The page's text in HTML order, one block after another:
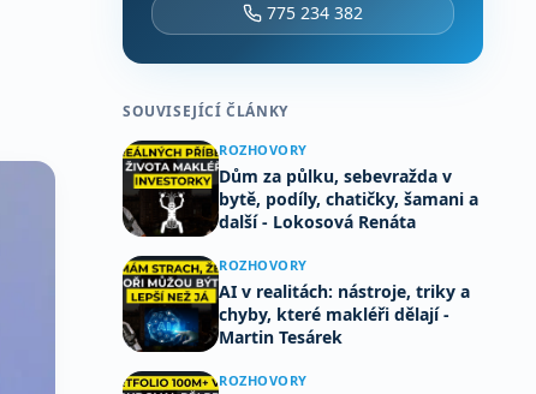
775 234 382
SOUVISEJÍCÍ ČLÁNKY
ROZHOVORY
Dům za půlku, sebevražda v
bytě, podíly, chatičky, šamani a
další - Lokosová Renáta
ROZHOVORY
AI v realitách: nástroje, triky a
chyby, které makléři dělají -
Martin Tesárek
ROZHOVORY